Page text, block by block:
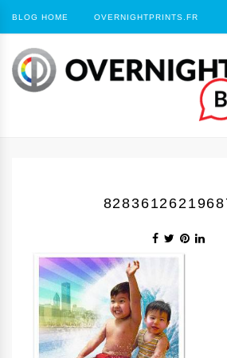
BLOG HOME OVERNIGHTPRINTS.FR